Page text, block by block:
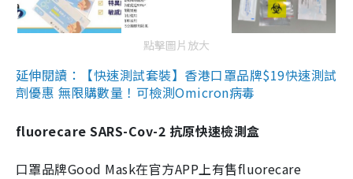
點擊圖片放大
延伸閱讀：【快速測試套裝】香港口罩品牌$19快速測試
劑優惠 無限購數量！可檢測Omicron病毒
fluorecare SARS-Cov-2 抗原快速檢測盒
口罩品牌Good Mask在官方APP上有售fluorecare